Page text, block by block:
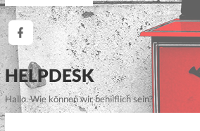
HELPDESK
Hallo. Wie können wir behilflich sein?